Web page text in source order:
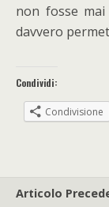
non fosse
davvero
Condividi:
Condivisione
Articolo